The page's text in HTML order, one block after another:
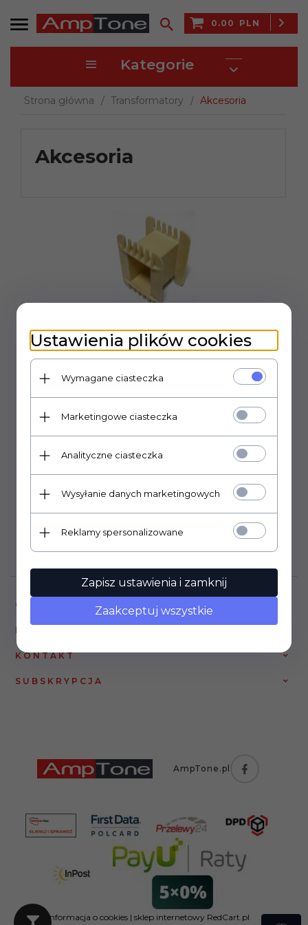
0.00 PLN
Kategorie
Strona główna Transformatory Akcesoria
Akcesoria
KARKASY
OSŁONY
OBSŁUGA KLIENTA
INFORMACJE
KONTAKT
SUBSKRYPCJA
AmpTone.pl
Informacja o cookies | sklep internetowy RedCart.pl
Ustawienia plików cookies
Wymagane ciasteczka
Marketingowe ciasteczka
Analityczne ciasteczka
Wysyłanie danych marketingowych
Reklamy spersonalizowane
Zapisz ustawienia i zamknij
Zaakceptuj wszystkie